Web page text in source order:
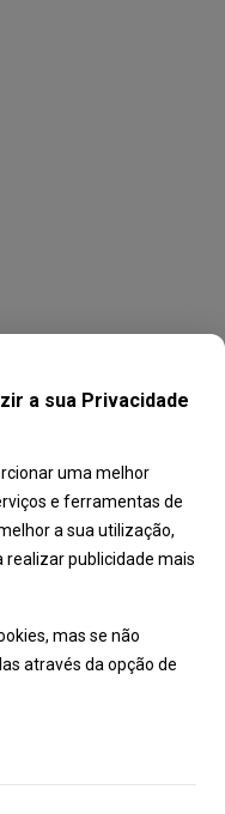
a sua Privacidade
uma melhor
e ferramentas de
a sua utilização,
publicidade mais
mas se não
através da opção de